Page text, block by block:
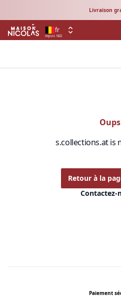
Livraison
depuis 1822
fr
s.collections.at is
Retour à la
Contactez-
Paiement